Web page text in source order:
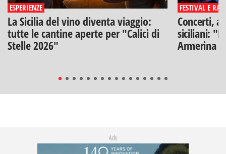
ESPERIENZE
La Sicilia del vino diventa viaggio:
tutte le cantine aperte per "Calici di
Stelle 2026"
FESTIVAL E
Concerti,
siciliani:
Armerina
Adv